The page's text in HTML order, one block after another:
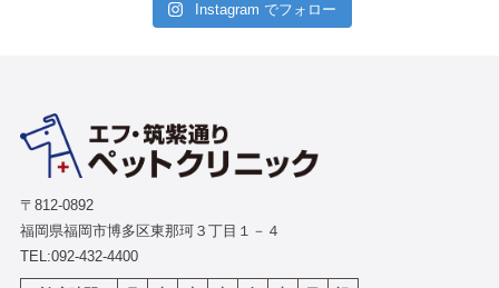
Instagram でフォロー
〒812-0892
福岡県福岡市博多区東那珂３丁目１－４
TEL:092-432-4400